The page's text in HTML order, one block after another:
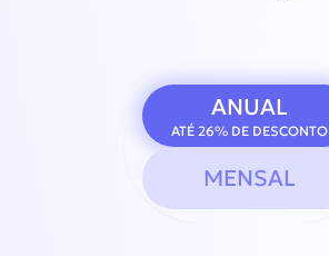
ANUAL
ATÉ 26% DE DESCONTO
MENSAL